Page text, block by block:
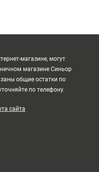
магазине, могут
магазине Синьор
общие остатки по
по телефону.
сайта